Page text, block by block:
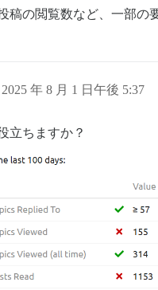
稿の閲覧数など、一部の
2025 年 8 月 1 日午後 5:37
立ちますか？